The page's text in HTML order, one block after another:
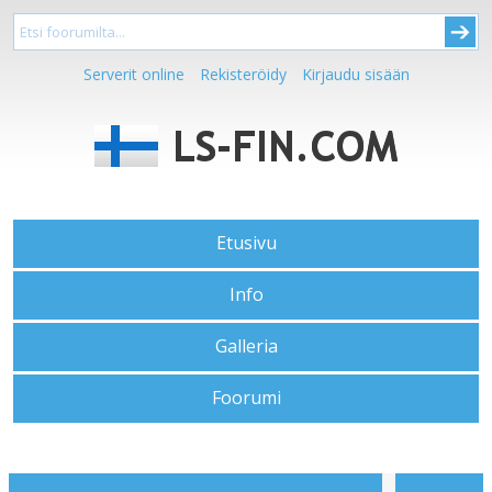
Serverit online Rekisteröidy Kirjaudu sisään
Etusivu
Info
Galleria
Foorumi